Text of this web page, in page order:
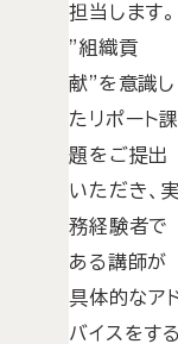
担当します。
"組織貢
献"を意識し
たリポート
題をご提出
いただき、
務経験者で
ある講師が
具体的なア
バイスをす